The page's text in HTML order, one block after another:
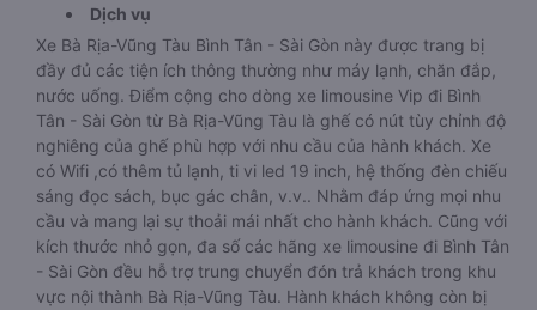
Dịch vụ
Xe Bà Rịa-Vũng Tàu Bình Tân - Sài Gòn này được trang bị
đầy đủ các tiện ích thông thường như máy lạnh, chăn đắp,
nước uống. Điểm cộng cho dòng xe limousine Vip đi Bình
Tân - Sài Gòn từ Bà Rịa-Vũng Tàu là ghế có nút tùy chỉnh độ
nghiêng của ghế phù hợp với nhu cầu của hành khách. Xe
có Wifi ,có thêm tủ lạnh, ti vi led 19 inch, hệ thống đèn chiếu
sáng đọc sách, bục gác chân, v.v.. Nhằm đáp ứng mọi nhu
cầu và mang lại sự thoải mái nhất cho hành khách. Cũng với
kích thước nhỏ gọn, đa số các hãng xe limousine đi Bình Tân
- Sài Gòn đều hỗ trợ trung chuyển đón trả khách trong khu
vực nội thành Bà Rịa-Vũng Tàu. Hành khách không còn bị